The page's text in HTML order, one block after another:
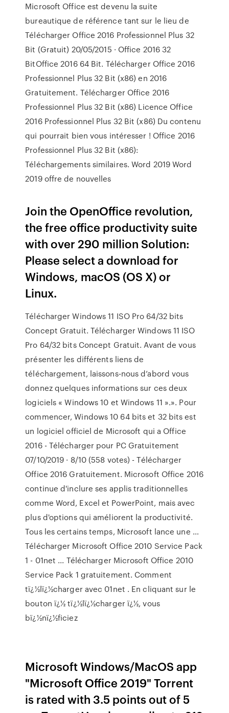
Microsoft Office est devenu la suite
bureautique de référence tant sur le lieu de
Télécharger Office 2016 Professionnel Plus 32
Bit (Gratuit) 20/05/2015 · Office 2016 32
BitOffice 2016 64 Bit. Télécharger Office 2016
Professionnel Plus 32 Bit (x86) en 2016
Gratuitement. Télécharger Office 2016
Professionnel Plus 32 Bit (x86) Licence Office
2016 Professionnel Plus 32 Bit (x86) Du contenu
qui pourrait bien vous intéresser ! Office 2016
Professionnel Plus 32 Bit (x86):
Téléchargements similaires. Word 2019 Word
2019 offre de nouvelles
Join the OpenOffice revolution,
the free office productivity suite
with over 290 million Solution:
Please select a download for
Windows, macOS (OS X) or
Linux.
Télécharger Windows 11 ISO Pro 64/32 bits
Concept Gratuit. Télécharger Windows 11 ISO
Pro 64/32 bits Concept Gratuit. Avant de vous
présenter les différents liens de
téléchargement, laissons-nous d’abord vous
donnez quelques informations sur ces deux
logiciels « Windows 10 et Windows 11 ».». Pour
commencer, Windows 10 64 bits et 32 bits est
un logiciel officiel de Microsoft qui a Office
2016 - Télécharger pour PC Gratuitement
07/10/2019 · 8/10 (558 votes) - Télécharger
Office 2016 Gratuitement. Microsoft Office 2016
continue d'inclure ses applis traditionnelles
comme Word, Excel et PowerPoint, mais avec
plus d'options qui améliorent la productivité.
Tous les certains temps, Microsoft lance une …
Télécharger Microsoft Office 2010 Service Pack
1 - 01net ... Télécharger Microsoft Office 2010
Service Pack 1 gratuitement. Comment
tï¿½lï¿½charger avec 01net . En cliquant sur le
bouton ï¿½ tï¿½lï¿½charger ï¿½, vous
bï¿½nï¿½ficiez
Microsoft Windows/MacOS app
"Microsoft Office 2019" Torrent
is rated with 3.5 points out of 5